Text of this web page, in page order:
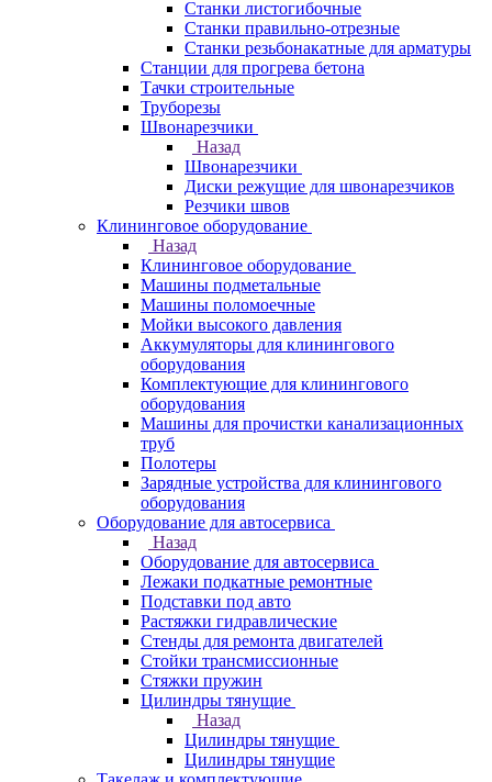
Станки листогибочные
Станки правильно-отрезные
Станки резьбонакатные для арматуры
Станции для прогрева бетона
Тачки строительные
Труборезы
Швонарезчики
Назад
Швонарезчики
Диски режущие для швонарезчиков
Резчики швов
Клининговое оборудование
Назад
Клининговое оборудование
Машины подметальные
Машины поломоечные
Мойки высокого давления
Аккумуляторы для клинингового
оборудования
Комплектующие для клинингового
оборудования
Машины для прочистки канализационных
труб
Полотеры
Зарядные устройства для клинингового
оборудования
Оборудование для автосервиса
Назад
Оборудование для автосервиса
Лежаки подкатные ремонтные
Подставки под авто
Растяжки гидравлические
Стенды для ремонта двигателей
Стойки трансмиссионные
Стяжки пружин
Цилиндры тянущие
Назад
Цилиндры тянущие
Цилиндры тянущие